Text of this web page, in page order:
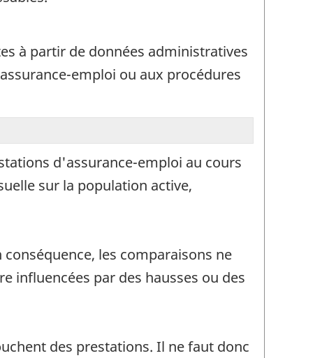
à partir de données administratives
emploi ou aux procédures
d'assurance-emploi au cours
sur la population active,
les comparaisons ne
influencées par des hausses ou des
des prestations. Il ne faut donc